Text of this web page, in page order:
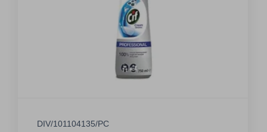
DIV/101104135/PC